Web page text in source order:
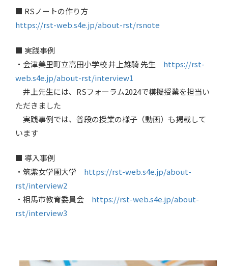
■ RSノートの作り方
https://rst-web.s4e.jp/about-rst/rsnote
■ 実践事例
・会津美里町立高田小学校 井上雄騎 先生 https://rst-
web.s4e.jp/about-rst/interview1
井上先生には、RSフォーラム2024で模擬授業を担当い
ただきました
実践事例では、普段の授業の様子（動画）も掲載して
います
■ 導入事例
・筑紫女学園大学 https://rst-web.s4e.jp/about-
rst/interview2
・相馬市教育委員会 https://rst-web.s4e.jp/about-
rst/interview3